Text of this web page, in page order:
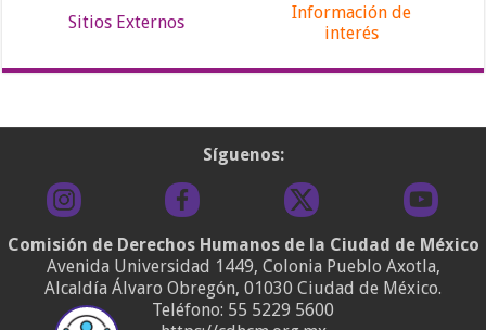
Sitios Externos
Información de
interés
Síguenos:
Comisión de Derechos Humanos de la Ciudad de México
Avenida Universidad 1449, Colonia Pueblo Axotla,
Alcaldía Álvaro Obregón, 01030 Ciudad de México.
Teléfono: 55 5229 5600